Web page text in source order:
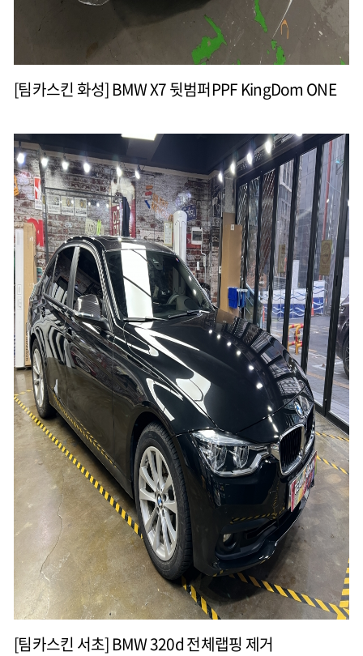
[팀카스킨 화성] BMW X7 뒷범퍼PPF KingDom ONE
[팀카스킨 서초] BMW 320d 전체랩핑 제거